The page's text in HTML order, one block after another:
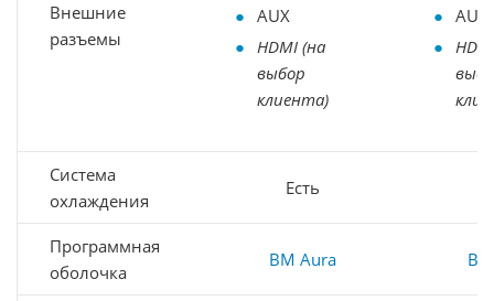
Внешние
разъемы
AUX
HDMI (на
выбор
клиента)
AUX
Система
охлаждения
Есть
Программная
оболочка
BM Aura